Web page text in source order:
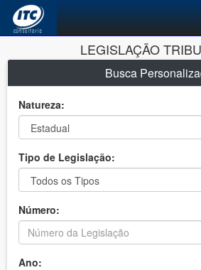
LEGISLAÇÃO
Busca
Natureza:
Tipo de Legislação:
Número:
Ano: